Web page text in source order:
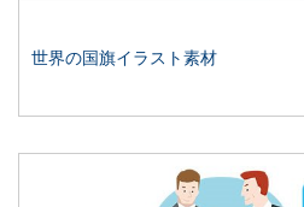
世界の国旗イラスト素材